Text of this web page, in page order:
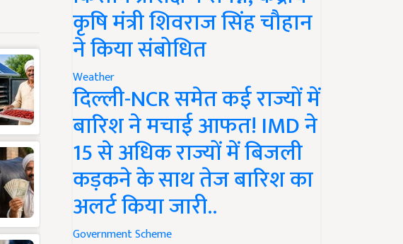
कृषि मंत्री शिवराज सिंह चौहान
ने किया संबोधित
Weather
दिल्ली-NCR समेत कई राज्यों में
बारिश ने मचाई आफत! IMD ने
15 से अधिक राज्यों में बिजली
कड़कने के साथ तेज बारिश का
अलर्ट किया जारी..
Government Scheme